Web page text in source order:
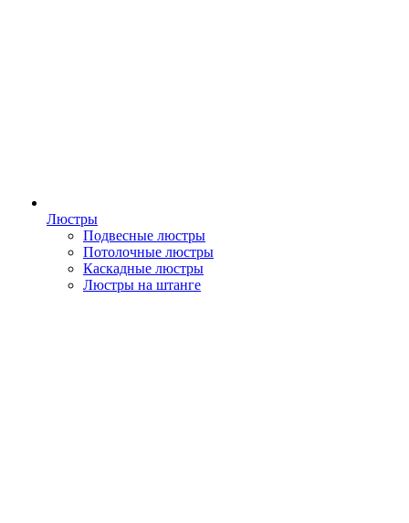
Люстры
Подвесные люстры
Потолочные люстры
Каскадные люстры
Люстры на штанге